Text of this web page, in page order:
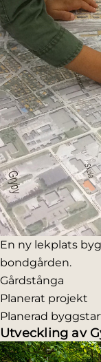
En ny lekplats
bondgården.
Gårdstånga
Planerat projekt
Planerad
Utveckling av